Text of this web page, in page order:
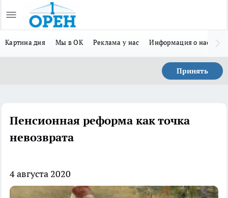
Картина дня Мы в ОК Реклама у нас Информация о нас
Принять
Пенсионная реформа как точка
невозврата
4 августа 2020